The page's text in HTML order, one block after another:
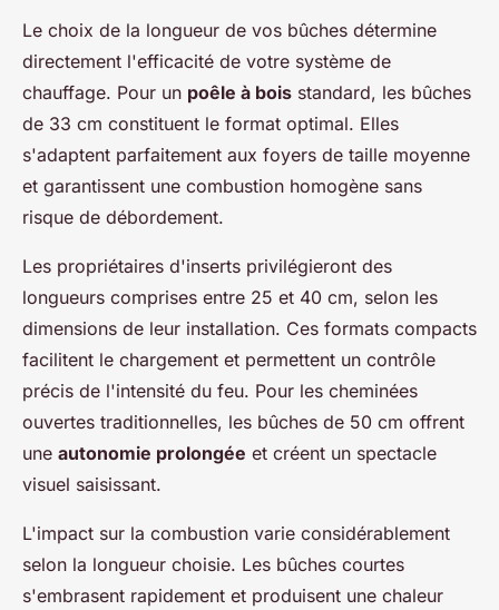
Le choix de la longueur de vos bûches détermine
directement l'efficacité de votre système de
chauffage. Pour un poêle à bois standard, les bûches
de 33 cm constituent le format optimal. Elles
s'adaptent parfaitement aux foyers de taille moyenne
et garantissent une combustion homogène sans
risque de débordement.
Les propriétaires d'inserts privilégieront des
longueurs comprises entre 25 et 40 cm, selon les
dimensions de leur installation. Ces formats compacts
facilitent le chargement et permettent un contrôle
précis de l'intensité du feu. Pour les cheminées
ouvertes traditionnelles, les bûches de 50 cm offrent
une autonomie prolongée et créent un spectacle
visuel saisissant.
L'impact sur la combustion varie considérablement
selon la longueur choisie. Les bûches courtes
s'embrasent rapidement et produisent une chaleur